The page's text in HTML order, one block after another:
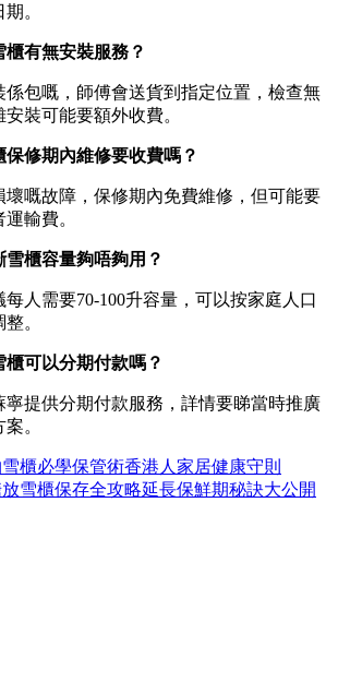
。
櫃有無安裝服務？
係包嘅，師傅會送貨到指定位置，檢查無
裝可能要額外收費。
保修期內維修要收費嗎？
壞嘅故障，保修期內免費維修，但可能要
輸費。
雪櫃容量夠唔夠用？
人需要70-100升容量，可以按家庭人口
。
櫃可以分期付款嗎？
寧提供分期付款服務，詳情要睇當時推廣
。
雪櫃必學保管術香港人家居健康守則
雪櫃保存全攻略延長保鮮期秘訣大公開